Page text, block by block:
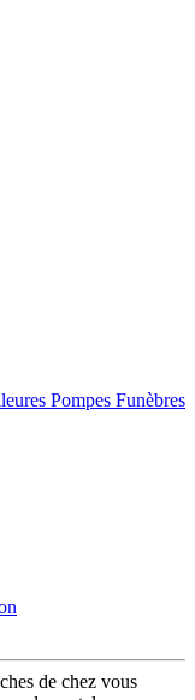
Pompes Funèbres
de chez vous